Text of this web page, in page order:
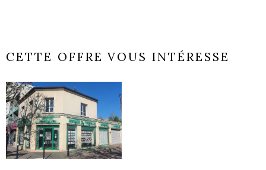
CETTE OFFRE VOUS INTÉRESSE